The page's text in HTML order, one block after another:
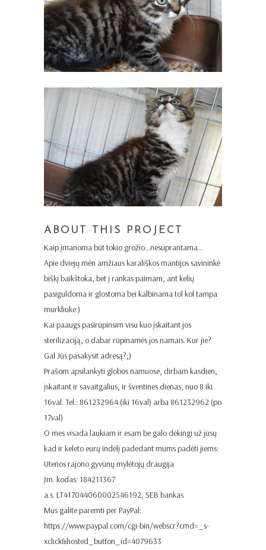
ABOUT THIS PROJECT
Kaip įmanoma būt tokio grožio…nesuprantama…
Apie dviejų mėn amžiaus karališkos mantijos savininkė
biškį baikštoka, bet į rankas paimam, ant kelių
pasiguldoma ir glostoma bei kalbinama tol kol tampa
murkliuke:)
Kai paaugs pasirūpinsim visu kuo įskaitant jos
sterilizaciją, o dabar rūpinamės jos namais. Kur jie?
Gal Jūs pasakysit adresą?;)
Prašom apsilankyti globos namuose, dirbam kasdien,
įskaitant ir savaitgalius, ir šventines dienas, nuo 8 iki
16val. Tel.: 861232964 (iki 16val) arba 861232962 (po
17val)
O mes visada laukiam ir esam be galo dėkingi už jūsų
kad ir keleto eurų indėlį padedant mums padėti jiems:
Utenos rajono gyvūnų mylėtojų draugija
Įm. kodas: 184211367
a.s. LT417044060002546192, SEB bankas
Mus galite paremti per PayPal:
https://www.paypal.com/cgi-bin/webscr?cmd=_s-
xclick&hosted_button_id=4079633